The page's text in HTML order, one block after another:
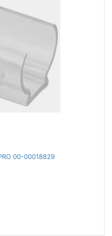
00-00018829